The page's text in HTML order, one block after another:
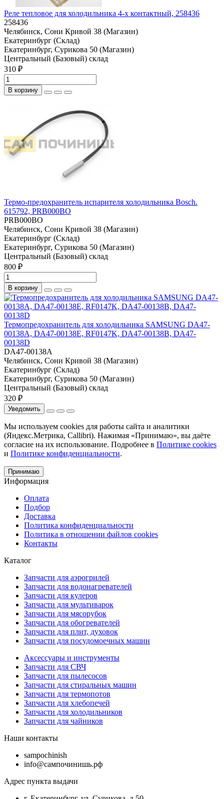
Реле тепловое для холодильника 4-х контактный, 258436
258436
Челябинск, Сони Кривой 38 (Магазин)
Екатеринбург (Склад)
Екатеринбург, Сурикова 50 (Магазин)
Центральный (Базовый) склад
310 ₽
В корзину
Термо-предохранитель испарителя холодильника Bosch.
615792, PRB000BO
PRB000BO
Челябинск, Сони Кривой 38 (Магазин)
Екатеринбург (Склад)
Екатеринбург, Сурикова 50 (Магазин)
Центральный (Базовый) склад
800 ₽
В корзину
Термопредохранитель для холодильника SAMSUNG DA47-
00138A, DA47-00138E, RF0147K, DA47-00138B, DA47-
00138D
DA47-00138A
Челябинск, Сони Кривой 38 (Магазин)
Екатеринбург (Склад)
Екатеринбург, Сурикова 50 (Магазин)
Центральный (Базовый) склад
320 ₽
Уведомить
Мы используем cookies для работы сайта и аналитики
(Яндекс.Метрика, Callibri). Нажимая «Принимаю», вы даёте
согласие на их использование. Подробнее в Политике cookies
и Политике конфиденциальности.
Принимаю
Информация
Оплата
Подбор
Доставка
Политика конфиденциальности
Политика в отношении файлов cookies
Контакты
Каталог
Запчасти для аэрогрилей
Запчасти для водонагревателей
Запчасти для кулеров
Запчасти для мультиварок
Запчасти для мясорубок
Запчасти для обогревателей
Запчасти для плит, духовок
Запчасти для посудомоечных машин
Аксессуары и инструменты
Запчасти для СВЧ
Запчасти для пылесосов
Запчасти для стиральных машин
Запчасти для термопотов
Запчасти для хлебопечей
Запчасти для холодильников
Запчасти для чайников
Наши контакты
sampochinish
info@сампочинишь.рф
Адрес пункта выдачи